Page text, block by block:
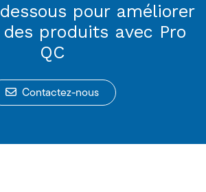
pour améliorer
produits avec Pro
QC
Contactez-nous